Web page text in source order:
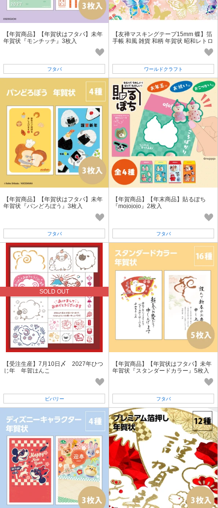
【年賀商品】【年賀状はフタバ】未年
年賀状『モンチッチ』3枚入
フタバ
【友禅マスキングテープ15mm 蝶】箔
手帳 和風 雑貨 和柄 年賀状 昭和レトロ
ワールドクラフト
【年賀商品】【年賀状はフタバ】未年
年賀状『パンどろぼう』3枚入
フタバ
【年賀商品】【年末商品】貼るぽち
『mojojojo』2枚入
フタバ
SOLD OUT
【受注生産】7月10日〆 2027年ひつ
じ年 年賀はんこ
ビバリー
【年賀商品】【年賀状はフタバ】未年
年賀状『スタンダードカラー』5枚入
フタバ